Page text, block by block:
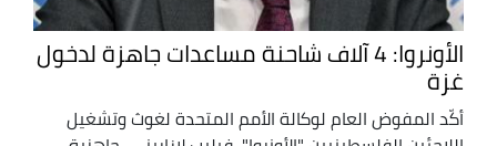
الأونروا: 4 آلاف شاحنة مساعدات جاهزة لدخول
غزة
أكّد المفوض العام لوكالة الأمم المتحدة لغوث وتشغيل